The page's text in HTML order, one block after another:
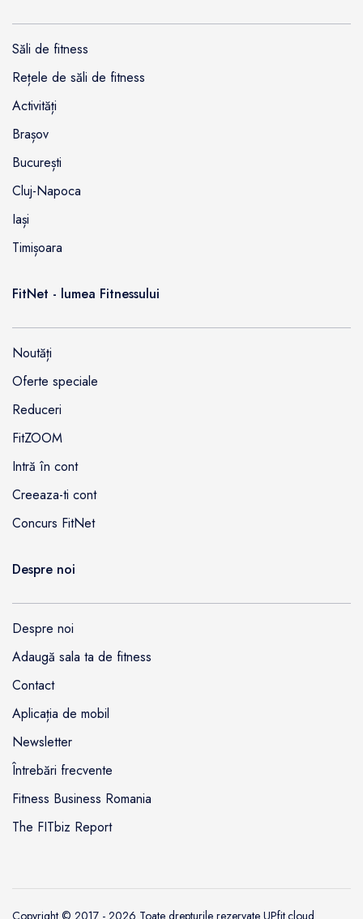
Săli de fitness
Rețele de săli de fitness
Activități
Brașov
București
Cluj-Napoca
Iași
Timișoara
FitNet - lumea Fitnessului
Noutăți
Oferte speciale
Reduceri
FitZOOM
Intră în cont
Creeaza-ti cont
Concurs FitNet
Despre noi
Despre noi
Adaugă sala ta de fitness
Contact
Aplicația de mobil
Newsletter
Întrebări frecvente
Fitness Business Romania
The FITbiz Report
Copyright © 2017 - 2026 Toate drepturile rezervate UPfit.cloud